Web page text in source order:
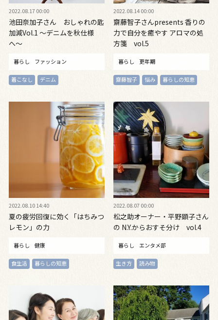
2022.08.17 00:00
池田奈加子さん おしゃれの匙
加減Vol.1 〜デニムを秋仕様
へ〜
暮らし ファッション
着こなし デニム
2022.08.14 00:00
齋藤智子さんpresents 香りの
力で自分を癒やす アロマの処
方箋 vol.5
暮らし 更年期
齋藤智子 悩み 暮らしの知恵
2022.08.10 14:40
夏の疲労回復に効く「はちみつ
レモン」の力
暮らし 健康
食生活 暮らしの知恵
2022.08.07 00:00
松之助オーナー・平野顕子さん
の N.Y.からおすそ分け vol.4
暮らし エンタメ部
生き方 読み物